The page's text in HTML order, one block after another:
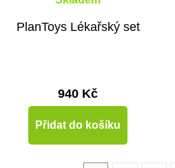
PlanToys Lékařský set
940 Kč
Přidat do košíku